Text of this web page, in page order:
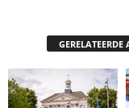
GERELATEERDE